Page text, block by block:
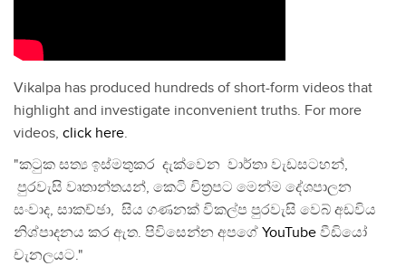
Vikalpa has produced hundreds of short-form videos that
highlight and investigate inconvenient truths. For more
videos, click here.
"කටුක සත්‍ය ඉස්මතුකර දැක්වෙන වාර්තා වැඩසටහන්,
පුරවැසි වෘතාන්තයන්, කෙටි චිත්‍රපට මෙන්ම දේශපාලන
සංවාද, සාකච්ඡා, සිය ගණනක් විකල්ප පුරවැසි වෙබ් අඩවිය
නිශ්පාදනය කර ඇත. පිවිසෙන්න අපගේ YouTube වීඩියෝ
චැනලයට."